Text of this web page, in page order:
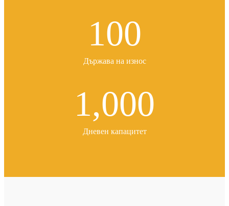
100
Държава на износ
1,000
Дневен капацитет